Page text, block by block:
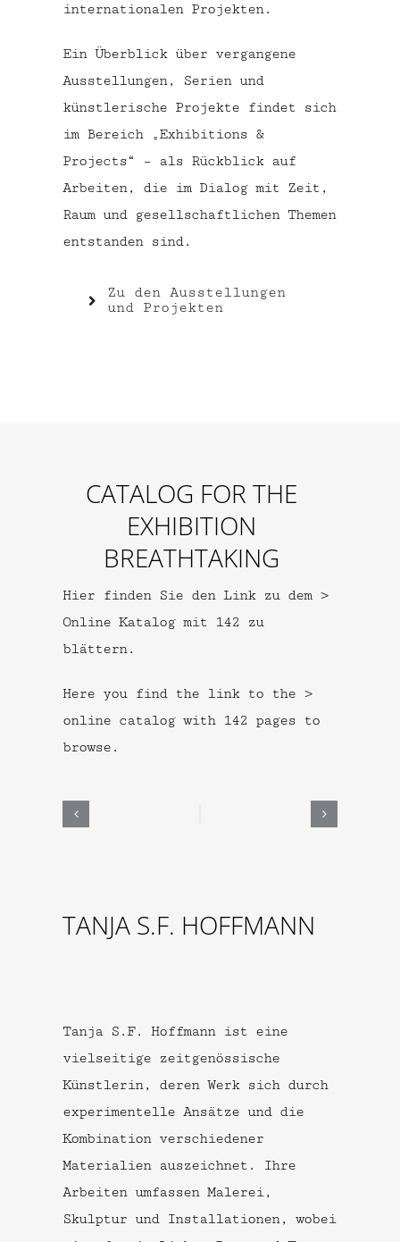
internationalen Projekten.
Ein Überblick über vergangene
Ausstellungen, Serien und
künstlerische Projekte findet sich
im Bereich „Exhibitions &
Projects“ – als Rückblick auf
Arbeiten, die im Dialog mit Zeit,
Raum und gesellschaftlichen Themen
entstanden sind.
Zu den Ausstellungen
und Projekten
CATALOG FOR THE
EXHIBITION
BREATHTAKING
Hier finden Sie den Link zu dem >
Online Katalog mit 142 zu
blättern.
Here you find the link to the >
online catalog with 142 pages to
browse.
TANJA S.F. HOFFMANN
Tanja S.F. Hoffmann ist eine
vielseitige zeitgenössische
Künstlerin, deren Werk sich durch
experimentelle Ansätze und die
Kombination verschiedener
Materialien auszeichnet. Ihre
Arbeiten umfassen Malerei,
Skulptur und Installationen, wobei